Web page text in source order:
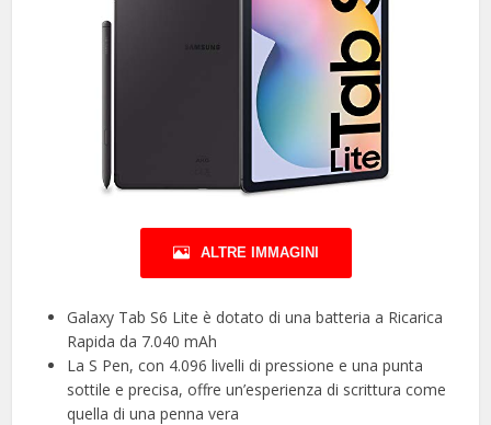
ALTRE IMMAGINI
Galaxy Tab S6 Lite è dotato di una batteria a Ricarica
Rapida da 7.040 mAh
La S Pen, con 4.096 livelli di pressione e una punta
sottile e precisa, offre un’esperienza di scrittura come
quella di una penna vera